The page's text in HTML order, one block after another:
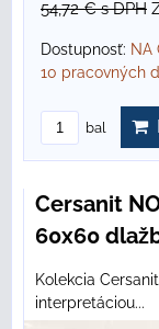
54,72 €s DPH
Dostupnosť: NA
10 pracovných
bal
Cersanit
60x60
Kolekcia
interpretáciou...